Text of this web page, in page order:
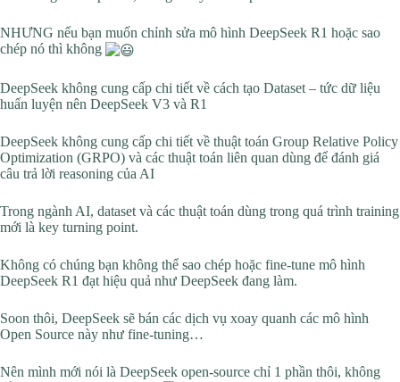
NHƯNG nếu bạn muốn chỉnh sửa mô hình DeepSeek R1 hoặc sao
chép nó thì không
DeepSeek không cung cấp chi tiết về cách tạo Dataset – tức dữ liệu
huấn luyện nên DeepSeek V3 và R1
DeepSeek không cung cấp chi tiết về thuật toán Group Relative Policy
Optimization (GRPO) và các thuật toán liên quan dùng để đánh giá
câu trả lời reasoning của AI
Trong ngành AI, dataset và các thuật toán dùng trong quá trình training
mới là key turning point.
Không có chúng bạn không thể sao chép hoặc fine-tune mô hình
DeepSeek R1 đạt hiệu quả như DeepSeek đang làm.
Soon thôi, DeepSeek sẽ bán các dịch vụ xoay quanh các mô hình
Open Source này như fine-tuning…
Nên mình mới nói là DeepSeek open-source chỉ 1 phần thôi, không